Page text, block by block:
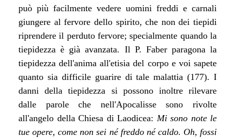
può più facilmente vedere uomini freddi e carnali
giungere al fervore dello spirito, che non dei tiepidi
riprendere il perduto fervore; specialmente quando la
tiepidezza è già avanzata. Il P. Faber paragona la
tiepidezza dell'anima all'etisia del corpo e voi sapete
quanto sia difficile guarire di tale malattia (177). I
danni della tiepidezza si possono inoltre rilevare
dalle parole che nell'Apocalisse sono rivolte
all'angelo della Chiesa di Laodicea: Mi sono note le
tue opere, come non sei né freddo né caldo. Oh, fossi